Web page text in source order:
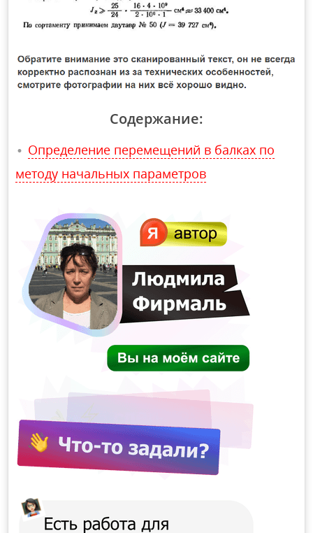
Содержание:
Определение перемещений в балках по
методу начальных параметров